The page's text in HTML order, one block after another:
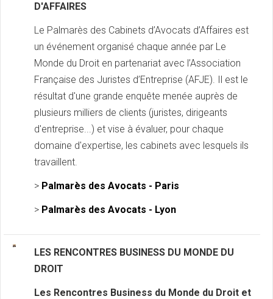
D'AFFAIRES
Le Palmarès des Cabinets d’Avocats d’Affaires est
un événement organisé chaque année par Le
Monde du Droit en partenariat avec l’Association
Française des Juristes d’Entreprise (AFJE). Il est le
résultat d'une grande enquête menée auprès de
plusieurs milliers de clients (juristes, dirigeants
d'entreprise...) et vise à évaluer, pour chaque
domaine d'expertise, les cabinets avec lesquels ils
travaillent.
> Palmarès des Avocats - Paris
> Palmarès des Avocats - Lyon
LES RENCONTRES BUSINESS DU MONDE DU
DROIT
Les Rencontres Business du Monde du Droit et